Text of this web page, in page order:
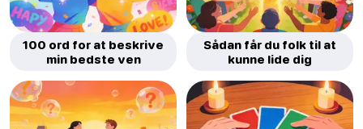
100 ord for at beskrive
min bedste ven
Sådan får du folk til at
kunne lide dig